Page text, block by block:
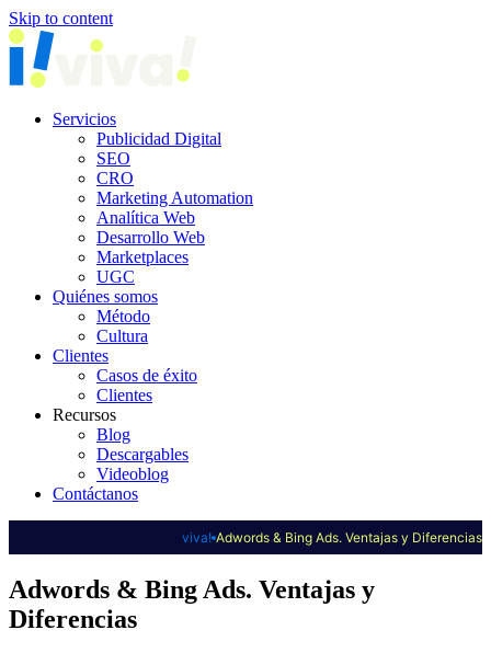
Skip to content
Servicios
Publicidad Digital
SEO
CRO
Marketing Automation
Analítica Web
Desarrollo Web
Marketplaces
UGC
Quiénes somos
Método
Cultura
Clientes
Casos de éxito
Clientes
Recursos
Blog
Descargables
Videoblog
Contáctanos
viva! Adwords & Bing Ads. Ventajas y Diferencias
Adwords & Bing Ads. Ventajas y
Diferencias